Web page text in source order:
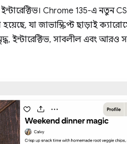
Chrome 135-এ নতুন
হয়েছে, যা জাভাস্ক্রিপ্ট ছাড়াই
ইন্টারেক্টিভ, সাবলীল এবং